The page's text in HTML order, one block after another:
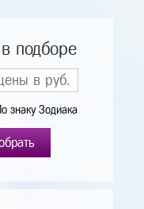
подборе
По знаку Зодиака